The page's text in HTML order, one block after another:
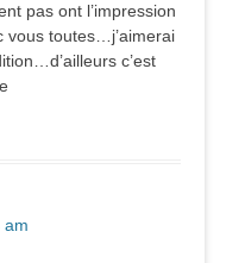
pas ont l’impression
vous toutes…j’aimerai
c’est
am